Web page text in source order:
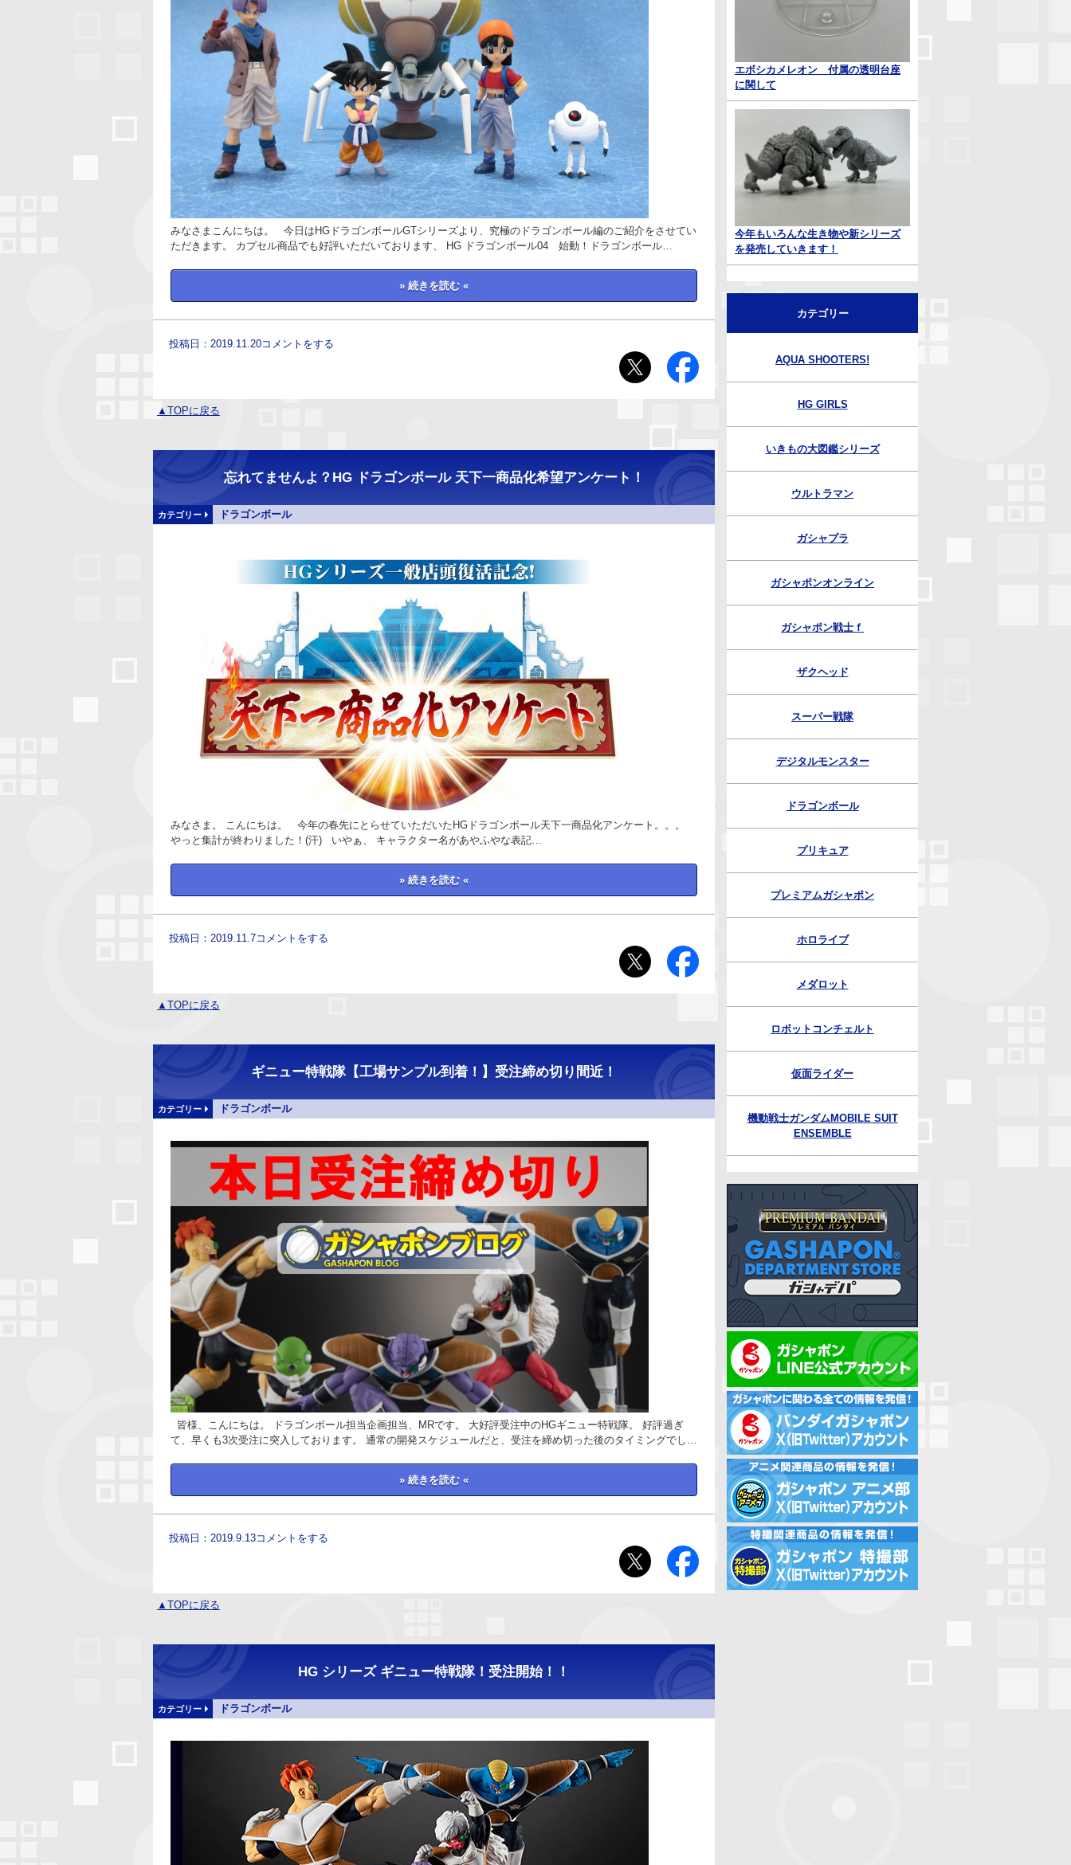
エボシカメレオン 付属の透明台座
に関して
今年もいろんな生き物や新シリーズ
を発売していきます！
カテゴリー
AQUA SHOOTERS!
HG GIRLS
いきもの大図鑑シリーズ
ウルトラマン
ガシャプラ
ガシャポンオンライン
ガシャポン戦士ｆ
ザクヘッド
スーパー戦隊
デジタルモンスター
ドラゴンボール
プリキュア
プレミアムガシャポン
ホロライブ
メダロット
ロボットコンチェルト
仮面ライダー
機動戦士ガンダムMOBILE SUIT
ENSEMBLE
みなさまこんにちは。 今日はHGドラゴンボールGTシリーズより、究極のドラゴンボール編のご紹介をさせてい
ただきます。 カプセル商品でも好評いただいております、 HG ドラゴンボール04 始動！ドラゴンボール…
» 続きを読む «
投稿日：2019.11.20コメントをする
▲TOPに戻る
忘れてませんよ？HG ドラゴンボール 天下一商品化希望アンケート！
カテゴリー ドラゴンボール
みなさま。 こんにちは。 今年の春先にとらせていただいたHGドラゴンボール天下一商品化アンケート。。。
やっと集計が終わりました！(汗) いやぁ、 キャラクター名があやふやな表記…
» 続きを読む «
投稿日：2019.11.7コメントをする
▲TOPに戻る
ギニュー特戦隊【工場サンプル到着！】受注締め切り間近！
カテゴリー ドラゴンボール
皆様、こんにちは。 ドラゴンボール担当企画担当、MRです。 大好評受注中のHGギニュー特戦隊。 好評過ぎ
て、早くも3次受注に突入しております。 通常の開発スケジュールだと、受注を締め切った後のタイミングでし…
» 続きを読む «
投稿日：2019.9.13コメントをする
▲TOPに戻る
HG シリーズ ギニュー特戦隊！受注開始！！
カテゴリー ドラゴンボール